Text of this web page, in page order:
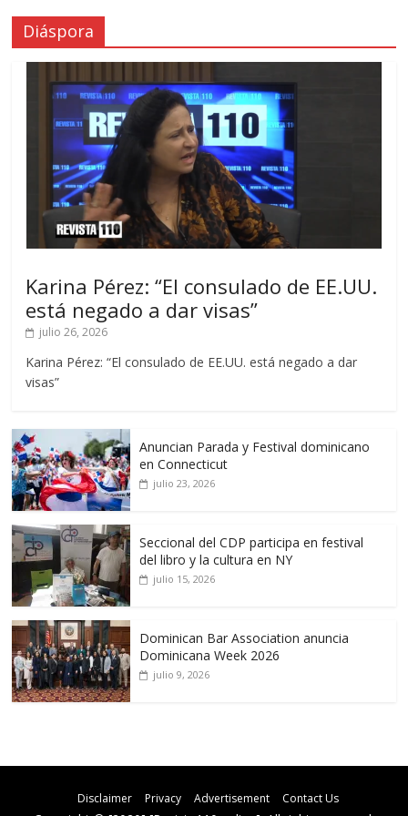
Diáspora
Karina Pérez: “El consulado de EE.UU.
está negado a dar visas”
julio 26, 2026
Karina Pérez: “El consulado de EE.UU. está negado a dar
visas”
Anuncian Parada y Festival dominicano
en Connecticut
julio 23, 2026
Seccional del CDP participa en festival
del libro y la cultura en NY
julio 15, 2026
Dominican Bar Association anuncia
Dominicana Week 2026
julio 9, 2026
Disclaimer Privacy Advertisement Contact Us